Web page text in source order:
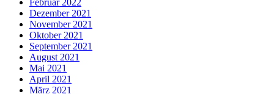
Februar 2022
Dezember 2021
November 2021
Oktober 2021
September 2021
August 2021
Mai 2021
April 2021
März 2021